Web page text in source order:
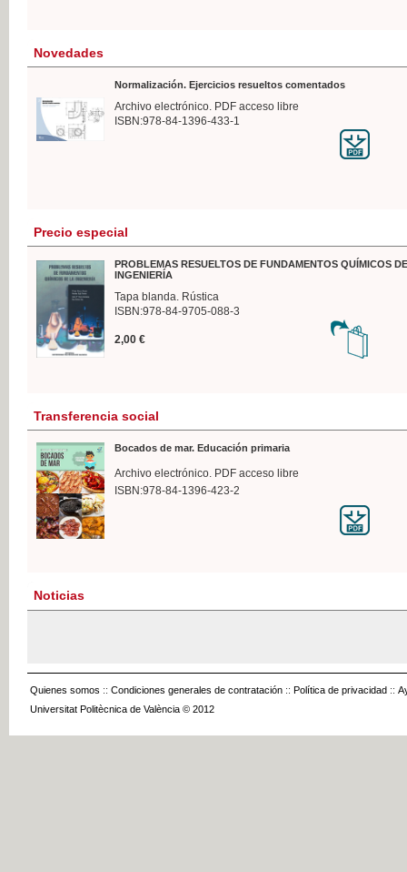
Novedades
Normalización. Ejercicios resueltos comentados
Archivo electrónico. PDF acceso libre
ISBN:978-84-1396-433-1
Precio especial
PROBLEMAS RESUELTOS DE FUNDAMENTOS QUÍMICOS
INGENIERÍA
Tapa blanda. Rústica
ISBN:978-84-9705-088-3
2,00 €
Transferencia social
Bocados de mar. Educación primaria
Archivo electrónico. PDF acceso libre
ISBN:978-84-1396-423-2
Noticias
Quienes somos :: Condiciones generales de contratación :: Política de privacidad ::
Universitat Politècnica de València © 2012